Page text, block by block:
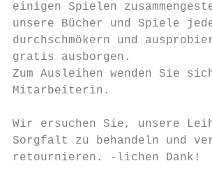
einigen Spielen
unsere Bücher und Spiele
durchschmökern und
gratis ausborgen.
Zum Ausleihen wenden Sie
Mitarbeiterin.
Wir ersuchen Sie, unsere
Sorgfalt zu behandeln und
retournieren. -lichen Dank!